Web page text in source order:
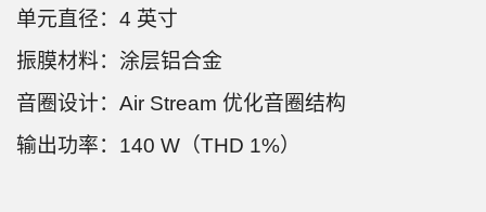
单元直径：4 英寸
振膜材料：涂层铝合金
音圈设计：Air Stream 优化音圈结构
输出功率：140 W（THD 1%）